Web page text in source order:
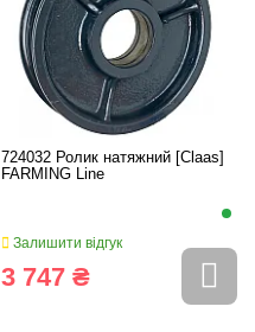
724032 Ролик натяжний [Claas]
FARMING Line
Залишити відгук
3 747 ₴